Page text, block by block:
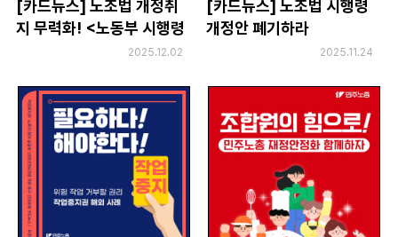
[카드뉴스] 노조법 개정취
지 무력화! <노동부 시행령
2025.12.02
[카드뉴스] 노조법 시행령
개정안 폐기하라
2025.11.24